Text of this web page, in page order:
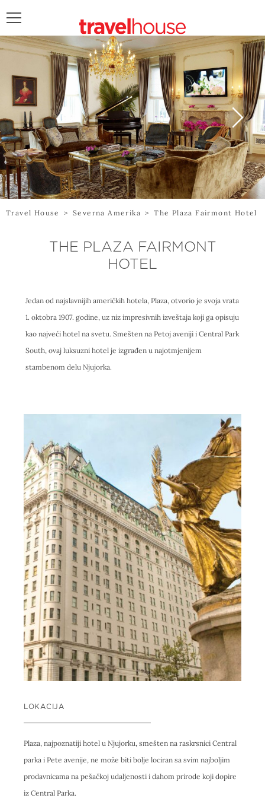
POŠALJITE UPIT
Travel House > Severna Amerika > The Plaza Fairmont Hotel
THE PLAZA FAIRMONT
HOTEL
Jedan od najslavnijih američkih hotela, Plaza, otvorio je svoja vrata
1. oktobra 1907. godine, uz niz impresivnih izveštaja koji ga opisuju
kao najveći hotel na svetu. Smešten na Petoj aveniji i Central Park
South, ovaj luksuzni hotel je izgrađen u najotmjenijem
stambenom delu Njujorka.
LOKACIJA
Plaza, najpoznatiji hotel u Njujorku, smešten na raskrsnici Central
parka i Pete avenije, ne može biti bolje lociran sa svim najboljim
prodavnicama na pešačkoj udaljenosti i dahom prirode koji dopire
iz Central Parka.